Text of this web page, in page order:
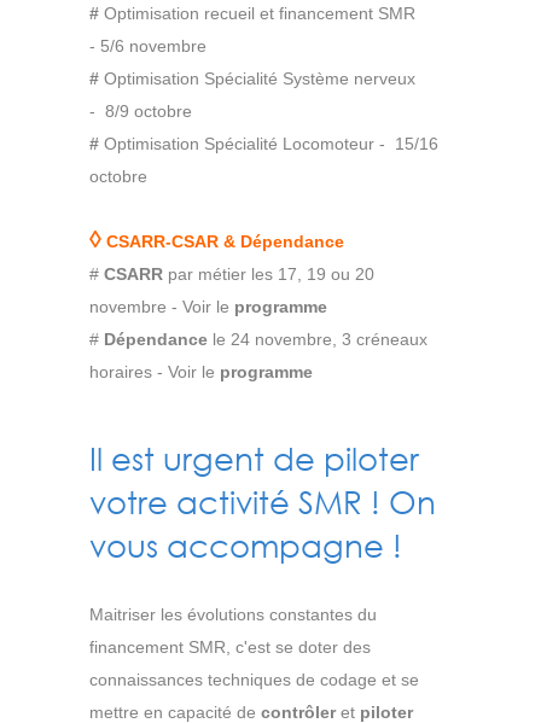
# Optimisation recueil et financement SMR
- 5/6 novembre
# Optimisation Spécialité Système nerveux
- 8/9 octobre
# Optimisation Spécialité Locomoteur - 15/16
octobre
◊ CSARR-CSAR & Dépendance
# CSARR par métier les 17, 19 ou 20
novembre - Voir le programme
# Dépendance le 24 novembre, 3 créneaux
horaires - Voir le programme
Il est urgent de piloter
votre activité SMR ! On
vous accompagne !
Maitriser les évolutions constantes du
financement SMR, c'est se doter des
connaissances techniques de codage et se
mettre en capacité de contrôleret piloter